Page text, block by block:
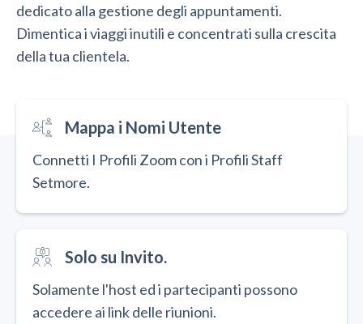
dedicato alla gestione degli appuntamenti.
Dimentica i viaggi inutili e concentrati sulla crescita
della tua clientela.
Mappa i Nomi Utente
Connetti I Profili Zoom con i Profili Staff
Setmore.
Solo su Invito.
Solamente l'host ed i partecipanti possono
accedere ai link delle riunioni.